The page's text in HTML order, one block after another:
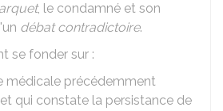
, le condamné et son
débat contradictoire.
se fonder sur :
médicale précédemment
qui constate la persistance de